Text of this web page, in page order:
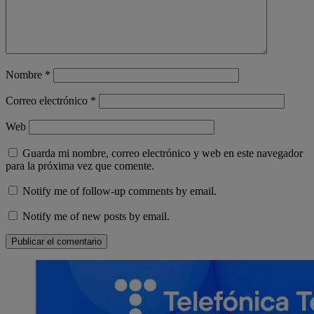
Nombre *
Correo electrónico *
Web
Guarda mi nombre, correo electrónico y web en este navegador
para la próxima vez que comente.
Notify me of follow-up comments by email.
Notify me of new posts by email.